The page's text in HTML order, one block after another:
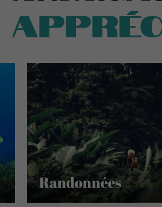
Randonnées